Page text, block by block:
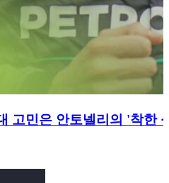
고민은 안토넬리의 '착한